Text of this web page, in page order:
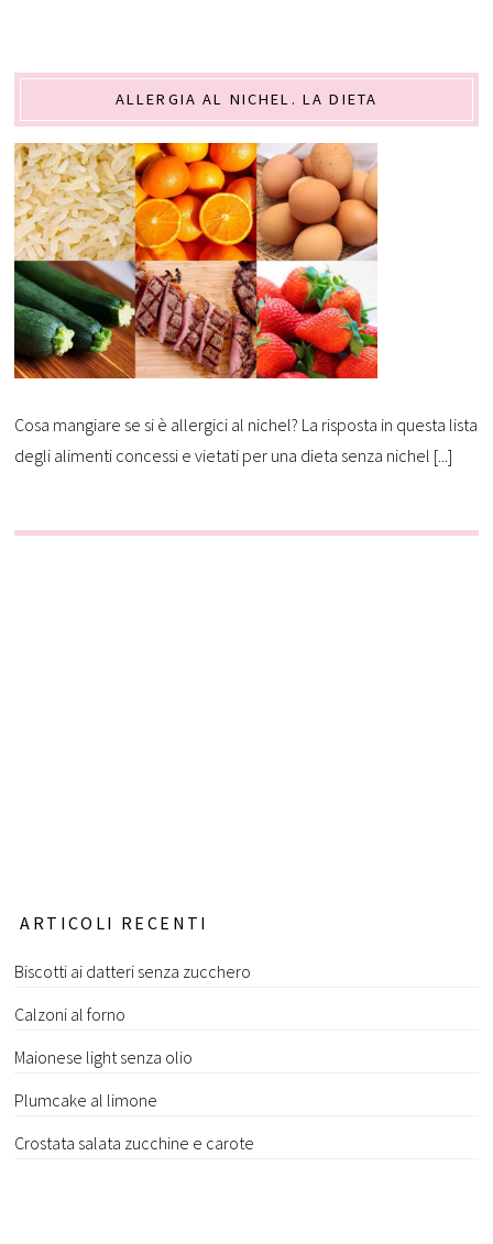
ALLERGIA AL NICHEL. LA DIETA
Cosa mangiare se si è allergici al nichel? La risposta in questa lista
degli alimenti concessi e vietati per una dieta senza nichel [...]
ARTICOLI RECENTI
Biscotti ai datteri senza zucchero
Calzoni al forno
Maionese light senza olio
Plumcake al limone
Crostata salata zucchine e carote